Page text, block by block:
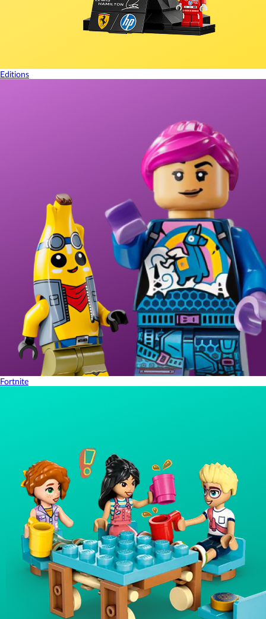
Editions
Fortnite